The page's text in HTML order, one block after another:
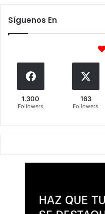
Síguenos En
1.300
Followers
163
Followers